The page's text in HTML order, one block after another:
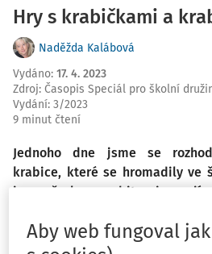
Hry s krabičkami a
Naděžda Kalábová
Vydáno: 17. 4. 2023
Zdroj: Časopis Speciál pro školní
Vydání: 3/2023
9 minut čtení
Jednoho dne jsme se
krabice, které se hromadily ve
jsme, že lze vyrobit nejen
přidali i kulaté krabičky od sýrů,
a také krabičky od zápalek a
Aby web fungoval